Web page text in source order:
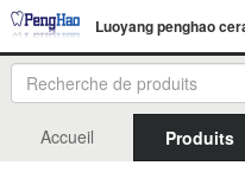
Luoyang penghao
Accueil Produits